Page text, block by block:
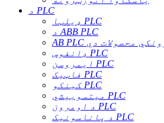
د PLC
ډیلټا PLC
د ABB PLC
ډانفوس PLC
ایمروسن PLC
فاټیک PLC
کینکو PLC
میتسوبیشي PLC
د اومرون PLC
د پاناسونیک PLC